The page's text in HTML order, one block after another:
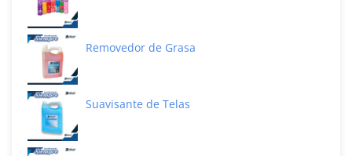
Removedor de Grasa
Suavisante de Telas